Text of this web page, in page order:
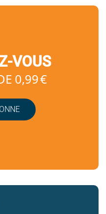
VOUS
0,99 €